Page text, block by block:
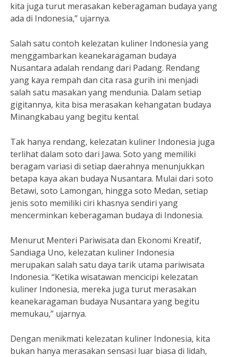
kita juga turut merasakan keberagaman budaya yang
ada di Indonesia,” ujarnya.
Salah satu contoh kelezatan kuliner Indonesia yang
menggambarkan keanekaragaman budaya
Nusantara adalah rendang dari Padang. Rendang
yang kaya rempah dan cita rasa gurih ini menjadi
salah satu masakan yang mendunia. Dalam setiap
gigitannya, kita bisa merasakan kehangatan budaya
Minangkabau yang begitu kental.
Tak hanya rendang, kelezatan kuliner Indonesia juga
terlihat dalam soto dari Jawa. Soto yang memiliki
beragam variasi di setiap daerahnya menunjukkan
betapa kaya akan budaya Nusantara. Mulai dari soto
Betawi, soto Lamongan, hingga soto Medan, setiap
jenis soto memiliki ciri khasnya sendiri yang
mencerminkan keberagaman budaya di Indonesia.
Menurut Menteri Pariwisata dan Ekonomi Kreatif,
Sandiaga Uno, kelezatan kuliner Indonesia
merupakan salah satu daya tarik utama pariwisata
Indonesia. “Ketika wisatawan mencicipi kelezatan
kuliner Indonesia, mereka juga turut merasakan
keanekaragaman budaya Nusantara yang begitu
memukau,” ujarnya.
Dengan menikmati kelezatan kuliner Indonesia, kita
bukan hanya merasakan sensasi luar biasa di lidah,